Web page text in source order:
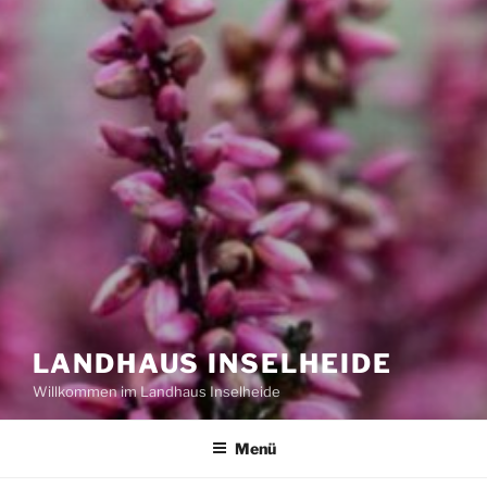
LANDHAUS INSELHEIDE
Willkommen im Landhaus Inselheide
Menü